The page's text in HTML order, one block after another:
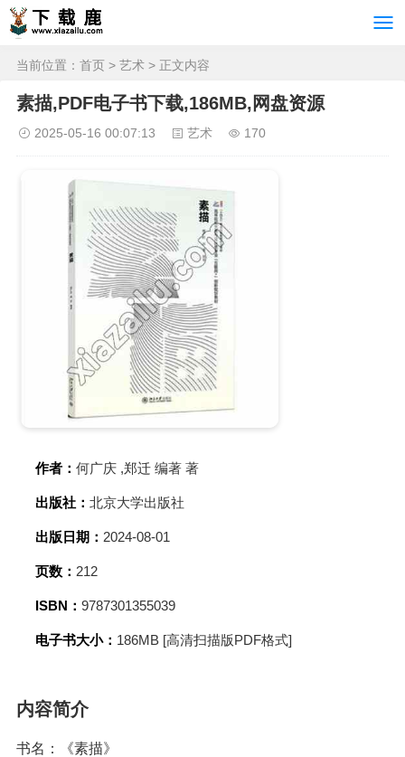
当前位置： 首页 > 艺术 > 正文内容
素描,PDF电子书下载,186MB,网盘资源
2025-05-16 00:07:13 艺术 170
作者： 何广庆 ,郑迁 编著 著
出版社： 北京大学出版社
出版日期： 2024-08-01
页数： 212
ISBN： 9787301355039
电子书大小： 186MB [高清扫描版PDF格式]
内容简介
书名：《素描》